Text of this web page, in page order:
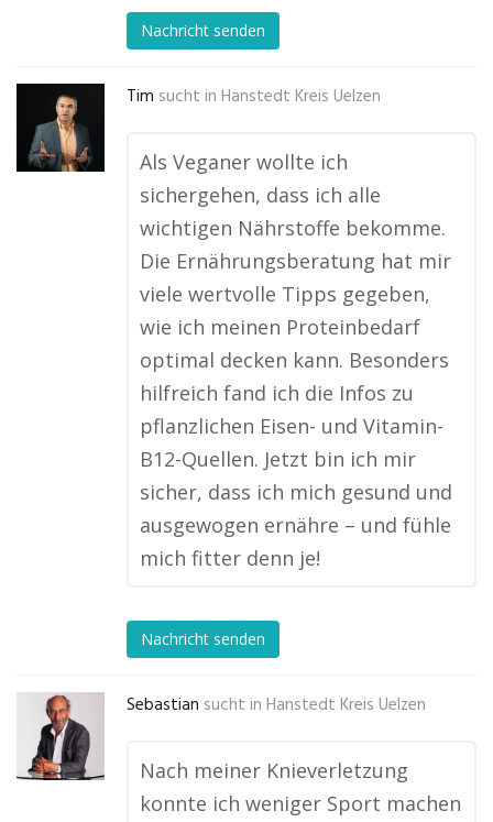
Nachricht senden
Tim sucht in Hanstedt Kreis Uelzen
Als Veganer wollte ich
sichergehen, dass ich alle
wichtigen Nährstoffe bekomme.
Die Ernährungsberatung hat mir
viele wertvolle Tipps gegeben,
wie ich meinen Proteinbedarf
optimal decken kann. Besonders
hilfreich fand ich die Infos zu
pflanzlichen Eisen- und Vitamin-
B12-Quellen. Jetzt bin ich mir
sicher, dass ich mich gesund und
ausgewogen ernähre – und fühle
mich fitter denn je!
Nachricht senden
Sebastian sucht in Hanstedt Kreis Uelzen
Nach meiner Knieverletzung
konnte ich weniger Sport machen